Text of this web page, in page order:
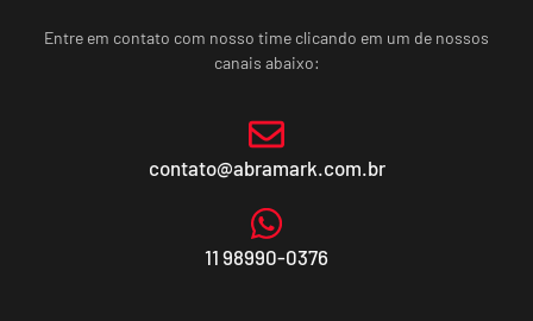
Entre em contato com nosso time clicando em um de nossos
canais abaixo:
contato@abramark.com.br
11 98990-0376